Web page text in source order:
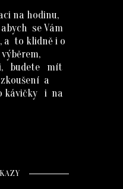
na hodinu,
se Vám
a to klidně i o
budete mít
a
kávičky i na